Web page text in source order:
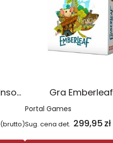
Księga Przygód Robinson Crusoe
(brutto)
Gra Emberleaf
Portal Games
Sug. cena det. 299,95 zł